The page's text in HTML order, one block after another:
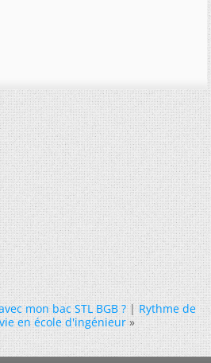
mon bac STL BGB ?|Rythme de
en école d'ingénieur »